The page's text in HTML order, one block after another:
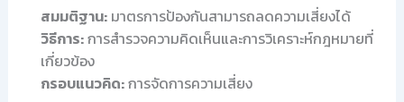
สมมติฐาน:มาตรการป้องกันสามารถลดความเสี่ยงได้
วิธีการ:การสำรวจความคิดเห็นและการวิเคราะห์กฎหมายที่
เกี่ยวข้อง
กรอบแนวคิด:การจัดการความเสี่ยง